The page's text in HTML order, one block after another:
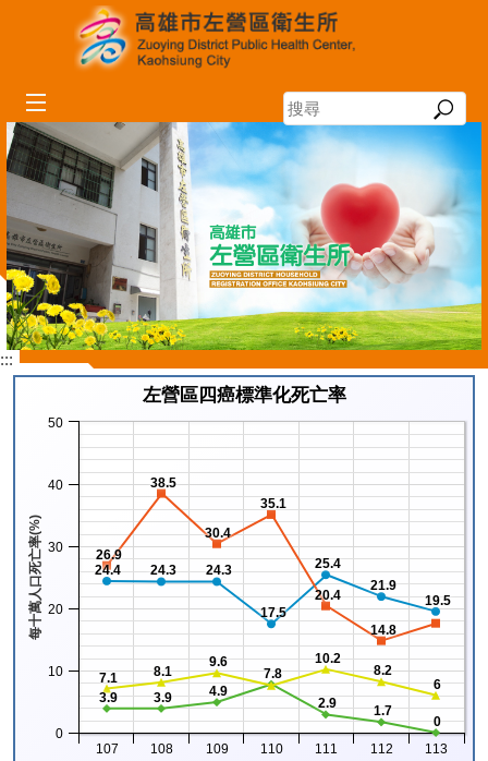
跳到主要內容區塊
搜
尋
:::
每十萬人口死亡率(%)
左營區四癌標準化死亡率
24.4 24.3 24.3
17.5
25.4
21.9
19.5
3.9 3.9 4.9
7.8
2.9
1.7
0
26.9
38.5
30.4
35.1
20.4
14.8
7.1 8.1
9.6 10.2
8.2
6
107 108 109 110 111 112 113
0
10
20
30
40
50